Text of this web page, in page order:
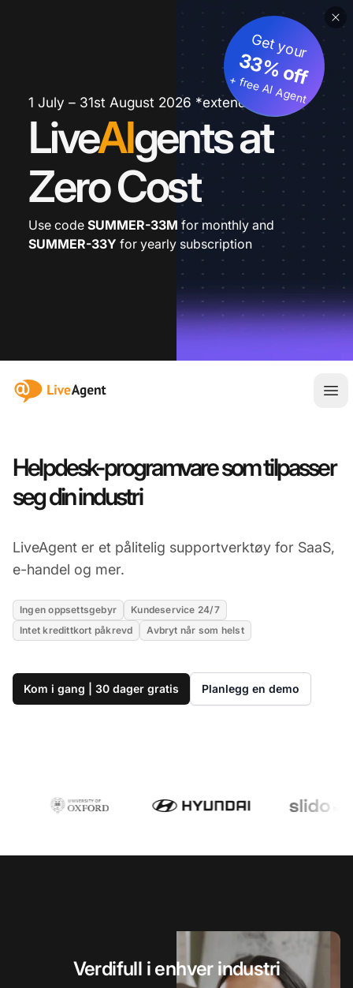
1 July – 31st August 2026 *extended
LiveAIgents at
Zero Cost
Get your
33% off
+ free AI Agent
Use code SUMMER-33M for monthly and
SUMMER-33Y for yearly subscription
:site.title
Helpdesk-programvare som tilpasser
seg din industri
LiveAgent er et pålitelig supportverktøy for SaaS,
e-handel og mer.
Ingen oppsettsgebyr
Kundeservice 24/7
Intet kredittkort påkrevd
Avbryt når som helst
Kom i gang | 30 dager gratis Planlegg en demo
Verdifull i enhver industri